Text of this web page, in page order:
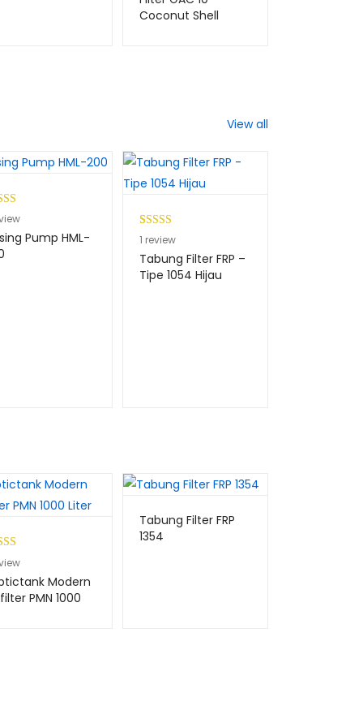
berdasarkan
Coconut Shell
View all
dari 5Pump HML-
Peringkat
5.00dari 5
berdasarkan
11 review
Tabung Filter FRP –
Tipe 1054 Hijau
5
Modern
PMN 1000
Tabung Filter FRP
1354